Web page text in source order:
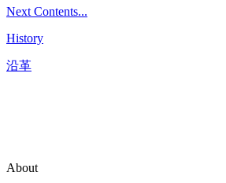
Next Contents...
History
沿革
About